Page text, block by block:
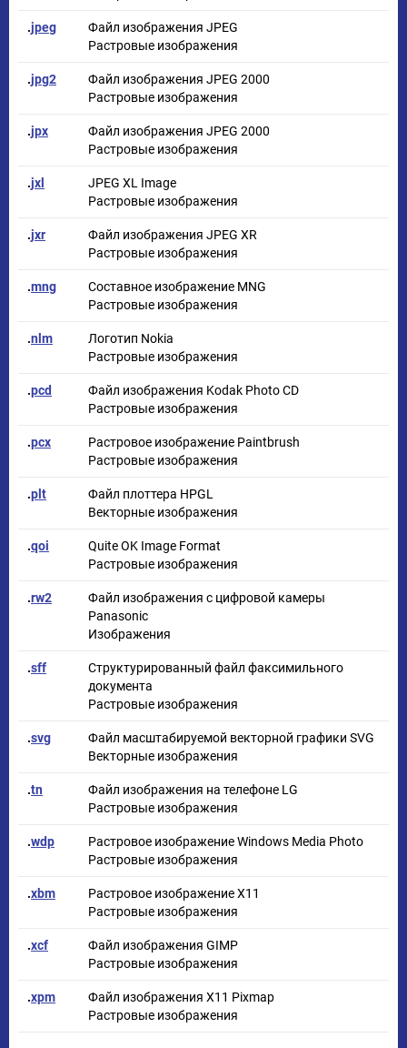
.jpeg
Файл изображения JPEG
Растровые изображения
.jpg2
Файл изображения JPEG 2000
Растровые изображения
.jpx
Файл изображения JPEG 2000
Растровые изображения
.jxl
JPEG XL Image
Растровые изображения
.jxr
Файл изображения JPEG XR
Растровые изображения
.mng
Составное изображение MNG
Растровые изображения
.nlm
Логотип Nokia
Растровые изображения
.pcd
Файл изображения Kodak Photo CD
Растровые изображения
.pcx
Растровое изображение Paintbrush
Растровые изображения
.plt
Файл плоттера HPGL
Векторные изображения
.qoi
Quite OK Image Format
Растровые изображения
.rw2
Файл изображения с цифровой камеры
Panasonic
Изображения
.sff
Структурированный файл факсимильного
документа
Растровые изображения
.svg
Файл масштабируемой векторной графики SVG
Векторные изображения
.tn
Файл изображения на телефоне LG
Растровые изображения
.wdp
Растровое изображение Windows Media Photo
Растровые изображения
.xbm
Растровое изображение X11
Растровые изображения
.xcf
Файл изображения GIMP
Растровые изображения
.xpm
Файл изображения X11 Pixmap
Растровые изображения